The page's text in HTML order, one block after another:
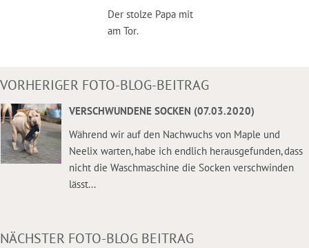
Der stolze Papa mit
am Tor.
VORHERIGER FOTO-BLOG-BEITRAG
VERSCHWUNDENE SOCKEN (07.03.2020)
Während wir auf den Nachwuchs von Maple und
Neelix warten, habe ich endlich herausgefunden, dass
nicht die Waschmaschine die Socken verschwinden
lässt...
NÄCHSTER FOTO-BLOG BEITRAG